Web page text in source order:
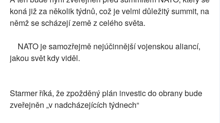
koná již za několik týdnů, což je velmi důležitý summit, na
němž se scházejí země z celého světa.
NATO je samozřejmě nejúčinnější vojenskou aliancí,
jakou svět kdy viděl.
Starmer říká, že zpožděný plán investic do obrany bude
zveřejněn „v nadcházejících týdnech“